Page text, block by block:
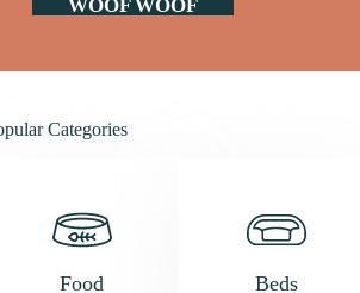
WOOF WOOF
Categories
Food Beds